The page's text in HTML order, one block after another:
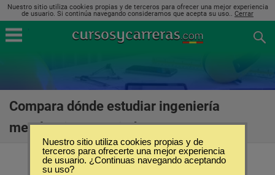
Nuestro sitio utiliza cookies propias y de terceros para ofrecer una mejor experiencia
de usuario. Si continúa navegando consideramos que acepta su uso.. Cerrar
Compara dónde estudiar ingeniería
metalúrgica en Oviedo
Nuestro sitio utiliza cookies propias y de
terceros para ofrecerte una mejor experiencia
de usuario. ¿Continuas navegando aceptando
su uso?